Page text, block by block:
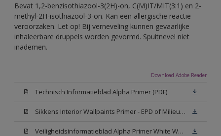
Bevat 1,2-benzisothiazool-3(2H)-on, C(M)IT/MIT(3:1) en 2-
methyl-2H-isothiazool-3-on. Kan een allergische reactie
veroorzaken. Let op! Bij verneveling kunnen gevaarlijke
inhaleerbare druppels worden gevormd. Spuitnevel niet
inademen.
Download Adobe Reader
Technisch Informatieblad Alpha Primer (PDF)
Sikkens Interior Wallpaints Primer - EPD of Milieuproductverklaring
Veiligheidsinformatieblad Alpha Primer White W05 (MSDS)